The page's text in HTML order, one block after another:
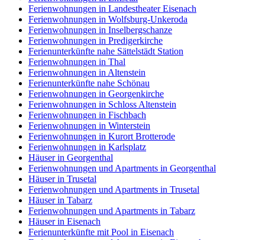
Ferienwohnungen in Landestheater Eisenach
Ferienwohnungen in Wolfsburg-Unkeroda
Ferienwohnungen in Inselbergschanze
Ferienwohnungen in Predigerkirche
Ferienunterkünfte nahe Sättelstädt Station
Ferienwohnungen in Thal
Ferienwohnungen in Altenstein
Ferienunterkünfte nahe Schönau
Ferienwohnungen in Georgenkirche
Ferienwohnungen in Schloss Altenstein
Ferienwohnungen in Fischbach
Ferienwohnungen in Winterstein
Ferienwohnungen in Kurort Brotterode
Ferienwohnungen in Karlsplatz
Häuser in Georgenthal
Ferienwohnungen und Apartments in Georgenthal
Häuser in Trusetal
Ferienwohnungen und Apartments in Trusetal
Häuser in Tabarz
Ferienwohnungen und Apartments in Tabarz
Häuser in Eisenach
Ferienunterkünfte mit Pool in Eisenach